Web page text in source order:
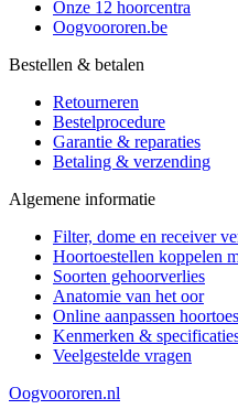
Onze 12 hoorcentra
Oogvoororen.be
Bestellen & betalen
Retourneren
Bestelprocedure
Garantie & reparaties
Betaling & verzending
Algemene informatie
Filter, dome en receiver
Hoortoestellen koppelen
Soorten gehoorverlies
Anatomie van het oor
Online aanpassen
Kenmerken &
Veelgestelde vragen
Oogvoororen.nl